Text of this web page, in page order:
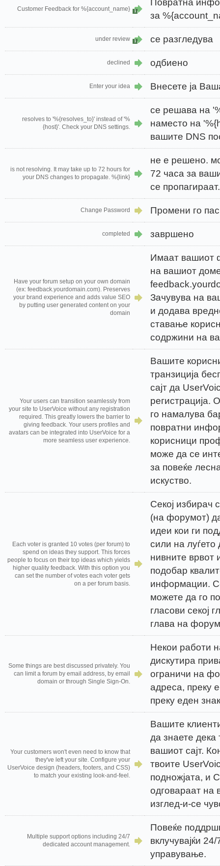
Customer Feedback for %{account_name} 1
за
under review 1 се разгледува
declined одбиено
Enter your idea Внесете ја
resolves to '%{resolves_to}' instead of '%
{host}'. Check your DNS settings.
се решава на
наместо на
вашите DNS
is not resolving. It may take up to 72 hours for
your DNS changes to propagate. %{link}
не е решено.
72 часа за
се
Change Password Промени го
completed завршено
Have your forum setup on your own domain
(ex: feedback.yourdomain.com). Preserves
your brand experience and adds value SEO
by putting user generated content on your
domain
Имаат вашиот
на вашиот
Зачувува на
и додава
ставање
содржини на
Your users can transition seamlessly from
your site to UserVoice without any registration
required. This greatly lowers the barrier to
giving feedback. Your users profiles and
avatars can be integrated into UserVoice for a
more seamless user experience.
Вашите
транзиција
сајт да
регистрација.
го намалува
повратни
корисници
може да се
за повеќе
искуство.
Each voter is granted 10 votes (per forum) to
spend on ideas they support. This forces
people to focus on their top ideas which yields
higher quality feedback. With this option you
can set the number of votes each voter gets
on a per forum basis.
Секој избирач
(на форумот)
идеи кои ги
сили на
нивните врвот
подобар
информации.
можете да го
гласови секој
глава на
Some things are best discussed privately. You
can limit a forum by email address, by email
domain or through Single Sign-On.
Некои работи
дискутира
ограничи на
адреса, преку
преку еден
Your customers won't even need to know that
they've left your site. Configure your
UserVoice design (headers, footers, and CSS)
to match your existing look-and-feel.
Вашите
да знаете дека
вашиот сајт.
твоите
подножјата, и
одговараат на
изглед-и-се
Multiple support options including 24/7
dedicated account management.
Повеќе
вклучувајќи
управување.